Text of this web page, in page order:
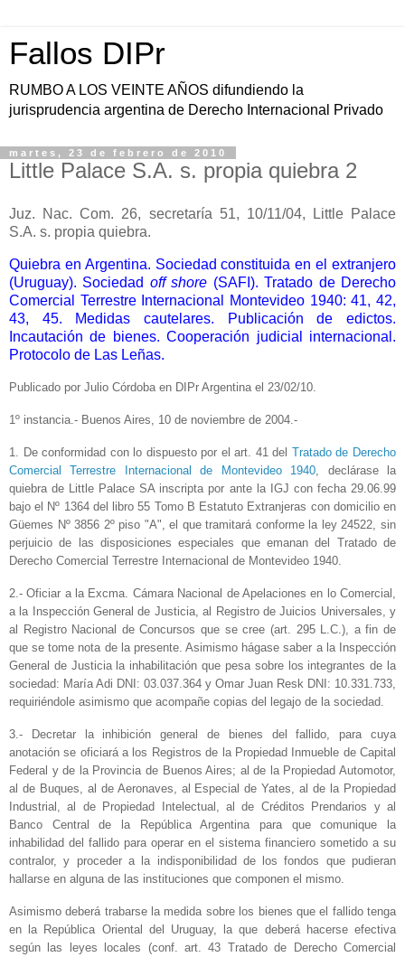
Fallos DIPr
RUMBO A LOS VEINTE AÑOS difundiendo la
jurisprudencia argentina de Derecho Internacional Privado
martes, 23 de febrero de 2010
Little Palace S.A. s. propia quiebra 2
Juz. Nac. Com. 26, secretaría 51, 10/11/04, Little Palace
S.A. s. propia quiebra.
Quiebra en Argentina. Sociedad constituida en el extranjero
(Uruguay). Sociedad off shore (SAFI). Tratado de Derecho
Comercial Terrestre Internacional Montevideo 1940: 41, 42,
43, 45. Medidas cautelares. Publicación de edictos.
Incautación de bienes. Cooperación judicial internacional.
Protocolo de Las Leñas.
Publicado por Julio Córdoba en DIPr Argentina el 23/02/10.
1º instancia.- Buenos Aires, 10 de noviembre de 2004.-
1. De conformidad con lo dispuesto por el art. 41 del Tratado de Derecho
Comercial Terrestre Internacional de Montevideo 1940, declárase la
quiebra de Little Palace SA inscripta por ante la IGJ con fecha 29.06.99
bajo el Nº 1364 del libro 55 Tomo B Estatuto Extranjeras con domicilio en
Güemes Nº 3856 2º piso "A", el que tramitará conforme la ley 24522, sin
perjuicio de las disposiciones especiales que emanan del Tratado de
Derecho Comercial Terrestre Internacional de Montevideo 1940.
2.- Oficiar a la Excma. Cámara Nacional de Apelaciones en lo Comercial,
a la Inspección General de Justicia, al Registro de Juicios Universales, y
al Registro Nacional de Concursos que se cree (art. 295 L.C.), a fin de
que se tome nota de la presente. Asimismo hágase saber a la Inspección
General de Justicia la inhabilitación que pesa sobre los integrantes de la
sociedad: María Adi DNI: 03.037.364 y Omar Juan Resk DNI: 10.331.733,
requiriéndole asimismo que acompañe copias del legajo de la sociedad.
3.- Decretar la inhibición general de bienes del fallido, para cuya
anotación se oficiará a los Registros de la Propiedad Inmueble de Capital
Federal y de la Provincia de Buenos Aires; al de la Propiedad Automotor,
al de Buques, al de Aeronaves, al Especial de Yates, al de la Propiedad
Industrial, al de Propiedad Intelectual, al de Créditos Prendarios y al
Banco Central de la República Argentina para que comunique la
inhabilidad del fallido para operar en el sistema financiero sometido a su
contralor, y proceder a la indisponibilidad de los fondos que pudieran
hallarse en alguna de las instituciones que componen el mismo.
Asimismo deberá trabarse la medida sobre los bienes que el fallido tenga
en la República Oriental del Uruguay, la que deberá hacerse efectiva
según las leyes locales (conf. art. 43 Tratado de Derecho Comercial